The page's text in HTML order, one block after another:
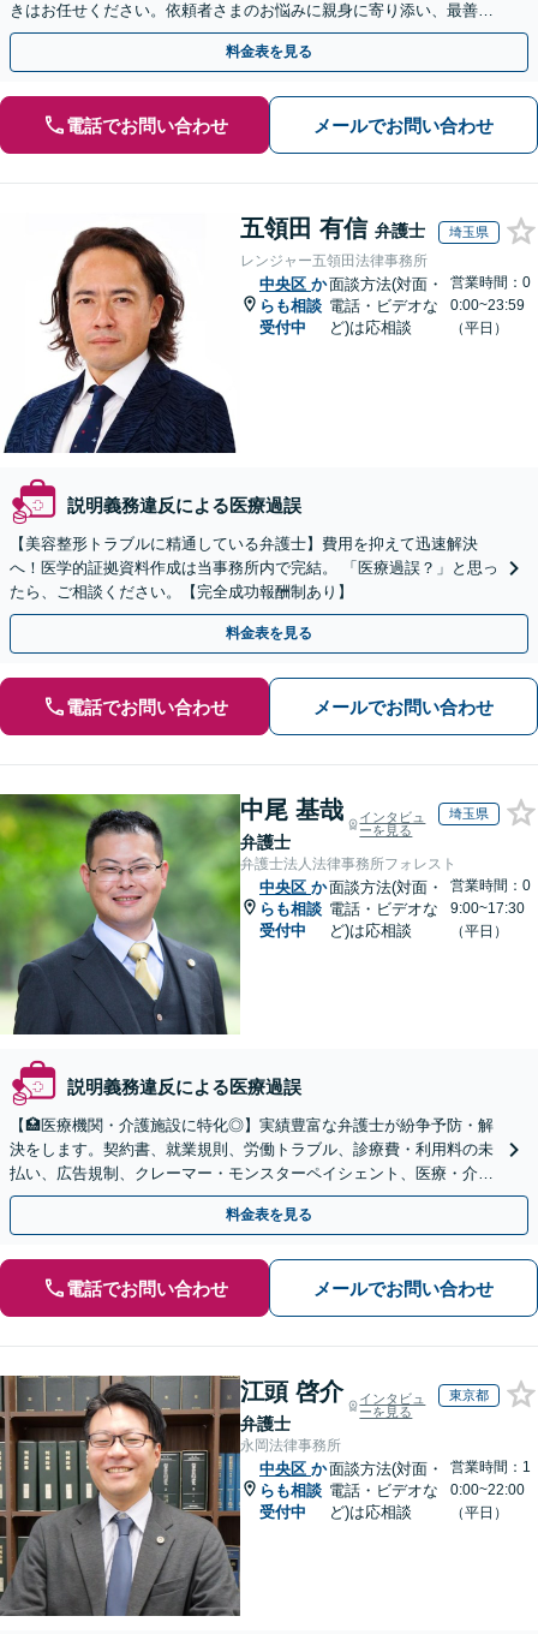
きはお任せください。依頼者さまのお悩みに親身に寄り添い、最善の
結果が得られるように尽力いたします。
料金表を見る
電話でお問い合わせ メールでお問い合わせ
五領田 有信 弁護士 埼玉県
レンジャー五領田法律事務所
中央区 か
らも相談
受付中
面談方法(対面・
電話・ビデオな
ど)は応相談
営業時間：0
0:00~23:59
（平日）
説明義務違反による医療過誤
【美容整形トラブルに精通している弁護士】費用を抑えて迅速解決
へ！医学的証拠資料作成は当事務所内で完結。 「医療過誤？」と思っ
たら、ご相談ください。【完全成功報酬制あり】
料金表を見る
電話でお問い合わせ メールでお問い合わせ
中尾 基哉
弁護士
インタビュ
ーを見る
埼玉県
弁護士法人法律事務所フォレスト
中央区 か
らも相談
受付中
面談方法(対面・
電話・ビデオな
ど)は応相談
営業時間：0
9:00~17:30
（平日）
説明義務違反による医療過誤
【🏥医療機関・介護施設に特化◎】実績豊富な弁護士が紛争予防・解
決をします。契約書、就業規則、労働トラブル、診療費・利用料の未
払い、広告規制、クレーマー・モンスターペイシェント、医療・介護
事故などに対応【顧問契約あり】
料金表を見る
電話でお問い合わせ メールでお問い合わせ
江頭 啓介
弁護士
インタビュ
ーを見る
東京都
永岡法律事務所
中央区 か
らも相談
受付中
面談方法(対面・
電話・ビデオな
ど)は応相談
営業時間：1
0:00~22:00
（平日）